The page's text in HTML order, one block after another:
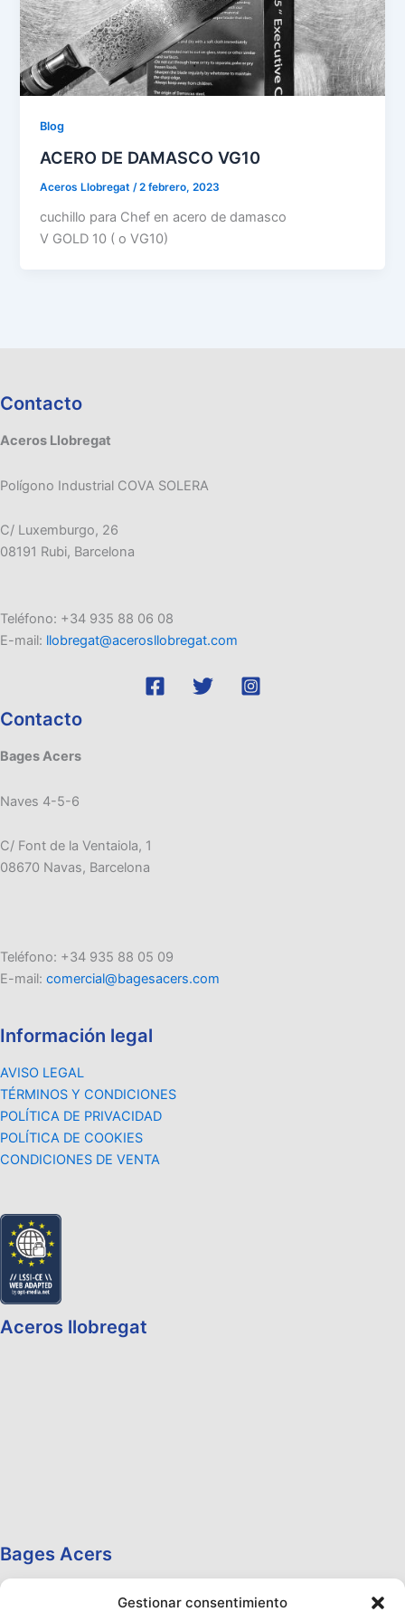
Gestionar consentimiento
Blog
ACERO DE DAMASCO VG10
Aceros Llobregat/2 febrero, 2023
cuchillo para Chef en acero de damasco
V GOLD 10 ( o VG10)
Contacto
Aceros Llobregat
Polígono Industrial COVA SOLERA
C/ Luxemburgo, 26
08191 Rubi, Barcelona
Teléfono: +34 935 88 06 08
E-mail: llobregat@acerosllobregat.com
Contacto
Bages Acers
Naves 4-5-6
C/ Font de la Ventaiola, 1
08670 Navas, Barcelona
Teléfono: +34 935 88 05 09
E-mail: comercial@bagesacers.com
Información legal
AVISO LEGAL
TÉRMINOS Y CONDICIONES
POLÍTICA DE PRIVACIDAD
POLÍTICA DE COOKIES
CONDICIONES DE VENTA
Aceros llobregat
Bages Acers